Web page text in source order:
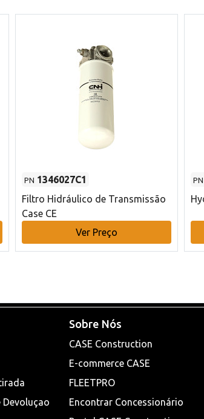
PN 1346027C1
Filtro Hidráulico de Transmissão
Case CE
Ver Preço
PN
Devoluçao
Sobre Nós
CASE Construction
E-commerce CASE
FLEETPRO
Encontrar Concessionário